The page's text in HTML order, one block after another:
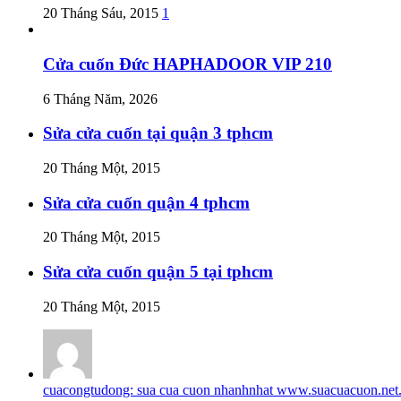
20 Tháng Sáu, 2015 1
Cửa cuốn Đức HAPHADOOR VIP 210
6 Tháng Năm, 2026
Sửa cửa cuốn tại quận 3 tphcm
20 Tháng Một, 2015
Sửa cửa cuốn quận 4 tphcm
20 Tháng Một, 2015
Sửa cửa cuốn quận 5 tại tphcm
20 Tháng Một, 2015
cuacongtudong: sua cua cuon nhanhnhat